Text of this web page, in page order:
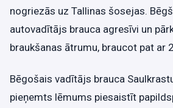
nogriezās uz Tallinas šosejas.
autovadītājs brauca agresīvi un
braukšanas ātrumu, braucot pat ar
Bēgošais vadītājs brauca
pieņemts lēmums piesaistīt